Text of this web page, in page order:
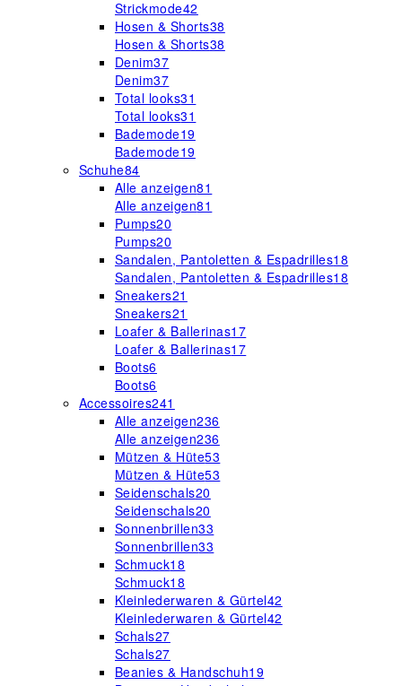
Strickmode42
Hosen & Shorts38
Hosen & Shorts38
Denim37
Denim37
Total looks31
Total looks31
Bademode19
Bademode19
Schuhe84
Alle anzeigen81
Alle anzeigen81
Pumps20
Pumps20
Sandalen, Pantoletten & Espadrilles18
Sandalen, Pantoletten & Espadrilles18
Sneakers21
Sneakers21
Loafer & Ballerinas17
Loafer & Ballerinas17
Boots6
Boots6
Accessoires241
Alle anzeigen236
Alle anzeigen236
Mützen & Hüte53
Mützen & Hüte53
Seidenschals20
Seidenschals20
Sonnenbrillen33
Sonnenbrillen33
Schmuck18
Schmuck18
Kleinlederwaren & Gürtel42
Kleinlederwaren & Gürtel42
Schals27
Schals27
Beanies & Handschuh19